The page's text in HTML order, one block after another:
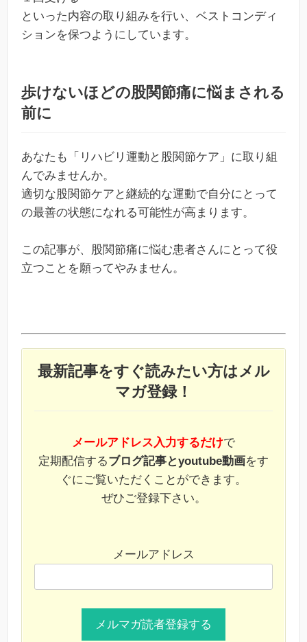
といった内容の取り組みを行い、ベストコンディ
ションを保つようにしています。
歩けないほどの股関節痛に悩まされる
前に
あなたも「リハビリ運動と股関節ケア」に取り組
んでみませんか。
適切な股関節ケアと継続的な運動で自分にとって
の最善の状態になれる可能性が高まります。
この記事が、股関節痛に悩む患者さんにとって役
立つことを願ってやみません。
最新記事をすぐ読みたい方はメル
マガ登録！
メールアドレス入力するだけで
定期配信するブログ記事とyoutube動画をす
ぐにご覧いただくことができます。
ぜひご登録下さい。
メールアドレス